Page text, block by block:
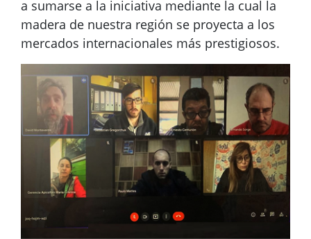
a sumarse a la iniciativa mediante la cual la
madera de nuestra región se proyecta a los
mercados internacionales más prestigiosos.